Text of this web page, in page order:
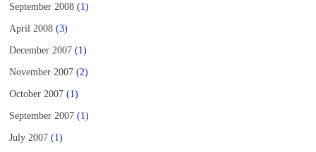
September 2008 (1)
April 2008 (3)
December 2007 (1)
November 2007 (2)
October 2007 (1)
September 2007 (1)
July 2007 (1)